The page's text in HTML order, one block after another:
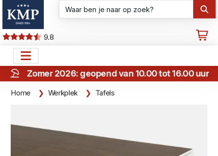
9.8
Zomer 2026: geopend van 10.00 tot 16.00 uur
Home Werkplek Tafels